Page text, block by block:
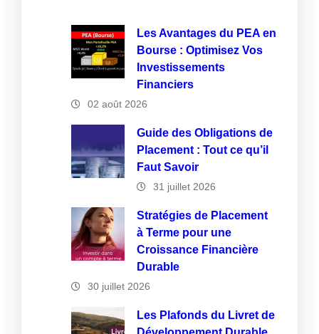
Les Avantages du PEA en
Bourse : Optimisez Vos
Investissements
Financiers
02 août 2026
Guide des Obligations de
Placement : Tout ce qu’il
Faut Savoir
31 juillet 2026
Stratégies de Placement
à Terme pour une
Croissance Financière
Durable
30 juillet 2026
Les Plafonds du Livret de